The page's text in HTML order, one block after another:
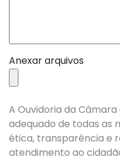
Anexar arquivos
A Ouvidoria da
adequado de todas as
ética, transparência e
atendimento ao